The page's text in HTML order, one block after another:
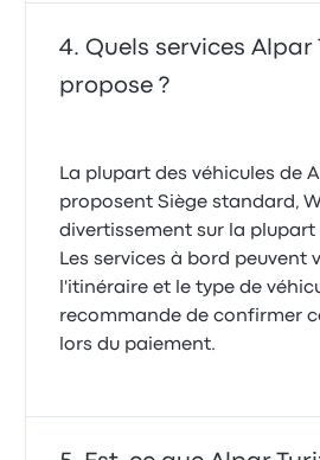
Quels services Alpar
propose ?
La plupart des véhicules de
proposent Siège standard,
divertissement sur la plupart
Les services à bord peuvent
l'itinéraire et le type de
recommande de confirmer
lors du paiement.